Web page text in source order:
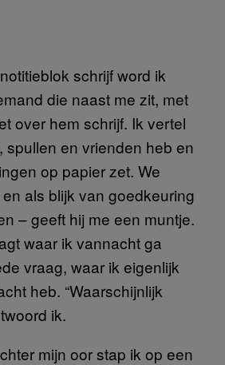
schrijf word ik
die naast me zit, met
over hem schrijf. Ik vertel
spullen en vrienden heb en
op papier zet. We
als blijk van goedkeuring
– geeft hij me een muntje.
waar ik vannacht ga
vraag, waar ik eigenlijk
heb. “Waarschijnlijk
ik.
mijn oor stap ik op een